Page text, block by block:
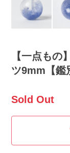
【一点もの
ツ9mm【鑑
Sold Out